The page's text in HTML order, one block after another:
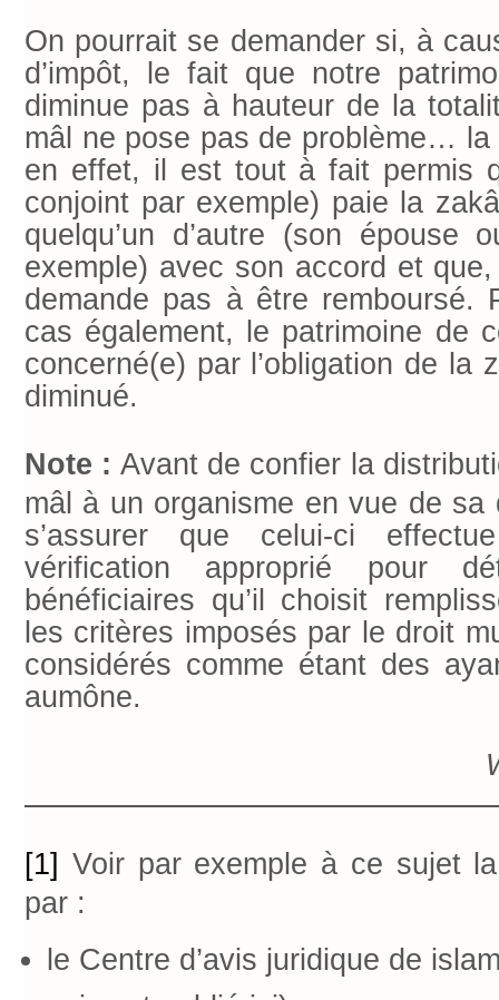
On pourrait se demander si, à
d’impôt, le fait que notre
diminue pas à hauteur de la
mâl ne pose pas de problème…
en effet, il est tout à fait permis
conjoint par exemple) paie la
quelqu’un d’autre (son épouse
exemple) avec son accord et
demande pas à être remboursé.
cas également, le patrimoine de
concerné(e) par l’obligation de la
diminué.
Note : Avant de confier la
mâl à un organisme en vue de sa
s’assurer que celui-ci
vérification approprié pour
bénéficiaires qu’il choisit
les critères imposés par le droit
considérés comme étant des
aumône.
[1] Voir par exemple à ce sujet
par :
le Centre d’avis juridique de